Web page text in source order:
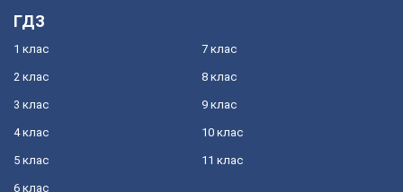
ГДЗ
1 клас
2 клас
3 клас
4 клас
5 клас
6 клас
7 клас
8 клас
9 клас
10 клас
11 клас